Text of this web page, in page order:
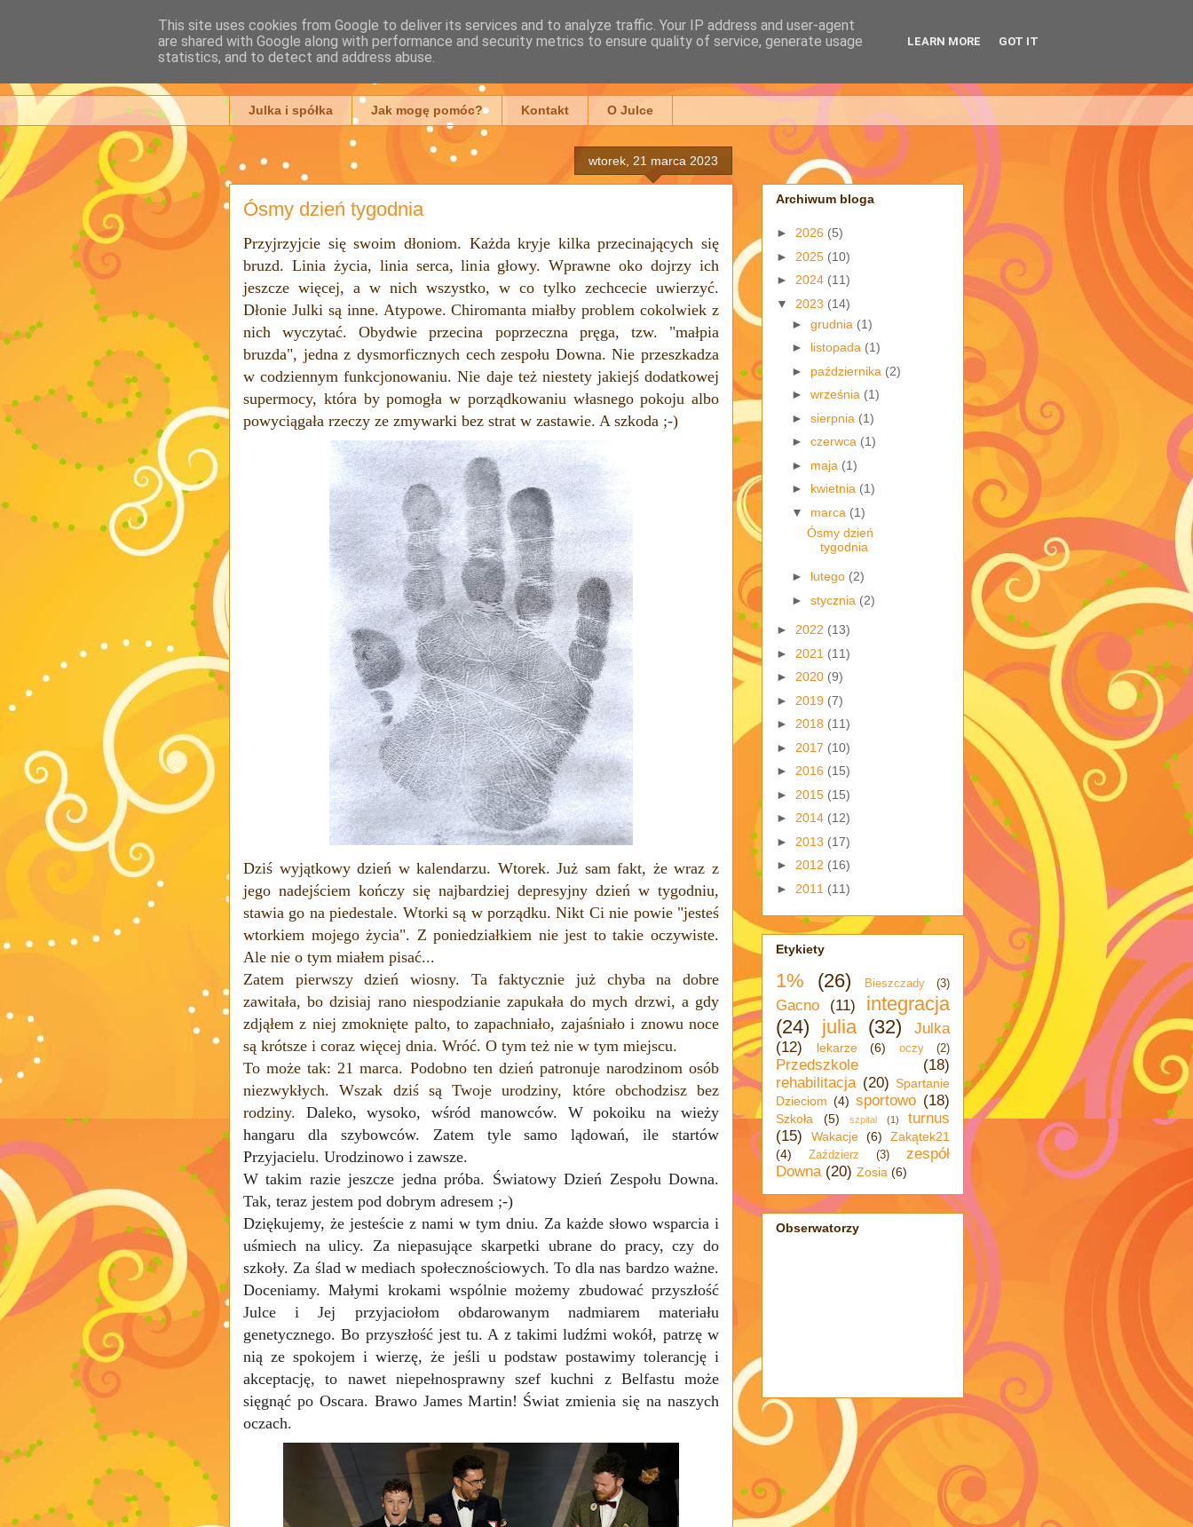
Julia Adamowska
Julka i spółka Jak mogę pomóc? Kontakt O Julce
wtorek, 21 marca 2023
Ósmy dzień tygodnia
Przyjrzyjcie się swoim dłoniom. Każda kryje kilka przecinających się
bruzd. Linia życia, linia serca, linia głowy. Wprawne oko dojrzy ich
jeszcze więcej, a w nich wszystko, w co tylko zechcecie uwierzyć.
Dłonie Julki są inne. Atypowe. Chiromanta miałby problem cokolwiek z
nich wyczytać. Obydwie przecina poprzeczna pręga, tzw. "małpia
bruzda", jedna z dysmorficznych cech zespołu Downa. Nie przeszkadza
w codziennym funkcjonowaniu. Nie daje też niestety jakiejś dodatkowej
supermocy, która by pomogła w porządkowaniu własnego pokoju albo
powyciągała rzeczy ze zmywarki bez strat w zastawie. A szkoda ;-)
Dziś wyjątkowy dzień w kalendarzu. Wtorek. Już sam fakt, że wraz z
jego nadejściem kończy się najbardziej depresyjny dzień w tygodniu,
stawia go na piedestale. Wtorki są w porządku. Nikt Ci nie powie "jesteś
wtorkiem mojego życia". Z poniedziałkiem nie jest to takie oczywiste.
Ale nie o tym miałem pisać...
Zatem pierwszy dzień wiosny. Ta faktycznie już chyba na dobre
zawitała, bo dzisiaj rano niespodzianie zapukała do mych drzwi, a gdy
zdjąłem z niej zmoknięte palto, to zapachniało, zajaśniało i znowu noce
są krótsze i coraz więcej dnia. Wróć. O tym też nie w tym miejscu.
To może tak: 21 marca. Podobno ten dzień patronuje narodzinom osób
niezwykłych. Wszak dziś są Twoje urodziny, które obchodzisz bez
rodziny. Daleko, wysoko, wśród manowców. W pokoiku na wieży
hangaru dla szybowców. Zatem tyle samo lądowań, ile startów
Przyjacielu. Urodzinowo i zawsze.
W takim razie jeszcze jedna próba. Światowy Dzień Zespołu Downa.
Tak, teraz jestem pod dobrym adresem ;-)
Dziękujemy, że jesteście z nami w tym dniu. Za każde słowo wsparcia i
uśmiech na ulicy. Za niepasujące skarpetki ubrane do pracy, czy do
szkoły. Za ślad w mediach społecznościowych. To dla nas bardzo ważne.
Doceniamy. Małymi krokami wspólnie możemy zbudować przyszłość
Julce i Jej przyjaciołom obdarowanym nadmiarem materiału
genetycznego. Bo przyszłość jest tu. A z takimi ludźmi wokół, patrzę w
nią ze spokojem i wierzę, że jeśli u podstaw postawimy tolerancję i
akceptację, to nawet niepełnosprawny szef kuchni z Belfastu może
sięgnąć po Oscara. Brawo James Martin! Świat zmienia się na naszych
oczach.
Archiwum bloga
► 2026 (5)
► 2025 (10)
► 2024 (11)
▼ 2023 (14)
► grudnia (1)
► listopada (1)
► października (2)
► września (1)
► sierpnia (1)
► czerwca (1)
► maja (1)
► kwietnia (1)
▼ marca (1)
Ósmy dzień
tygodnia
► lutego (2)
► stycznia (2)
► 2022 (13)
► 2021 (11)
► 2020 (9)
► 2019 (7)
► 2018 (11)
► 2017 (10)
► 2016 (15)
► 2015 (15)
► 2014 (12)
► 2013 (17)
► 2012 (16)
► 2011 (11)
Etykiety
1% (26) Bieszczady (3)
Gacno (11)
integracja
(24)
julia (32)
Julka
(12)
lekarze (6) oczy (2)
Przedszkole
(18)
rehabilitacja (20) Spartanie
Dzieciom (4) sportowo (18)
Szkoła (5) szpital (1)
turnus
(15)
Wakacje (6)
Zakątek21
(4)
Zaździerz (3)
zespół
Downa (20) Zosia (6)
Obserwatorzy
This site uses cookies from Google to deliver its services and to analyze traffic. Your IP address and user-agent
are shared with Google along with performance and security metrics to ensure quality of service, generate usage
statistics, and to detect and address abuse.
LEARN MORE GOT IT